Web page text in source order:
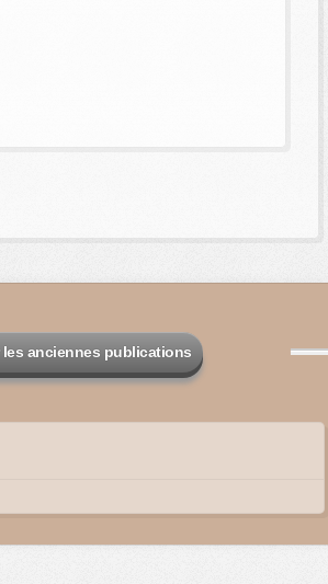
les anciennes publications